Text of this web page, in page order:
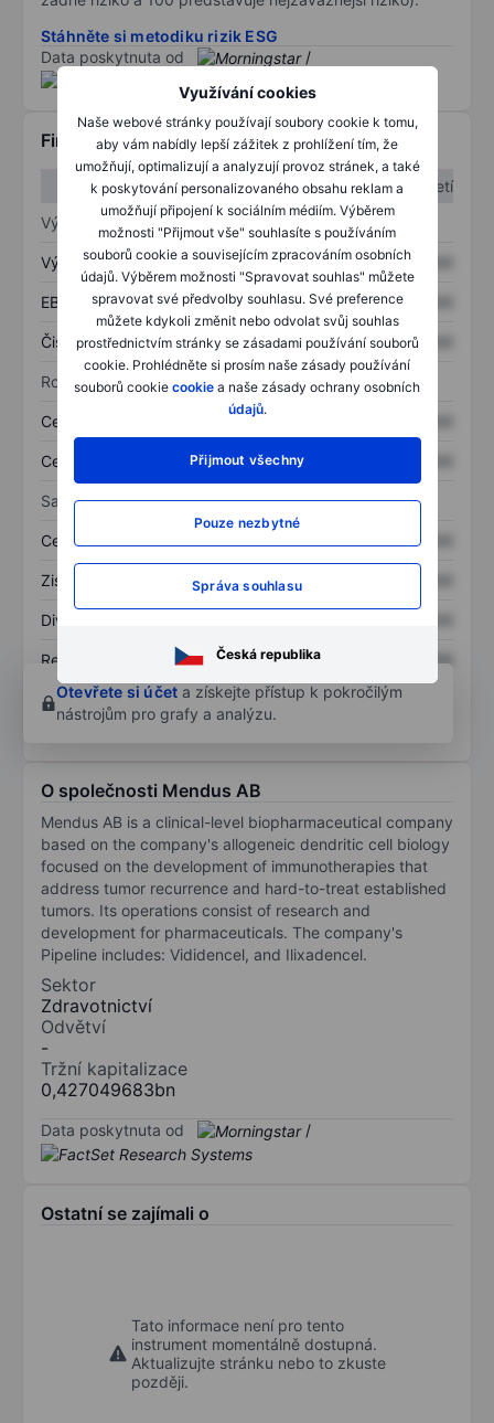
Využívání cookies
Naše webové stránky používají soubory cookie k tomu,
aby vám nabídly lepší zážitek z prohlížení tím, že
umožňují, optimalizují a analyzují provoz stránek, a také
k poskytování personalizovaného obsahu reklam a
umožňují připojení k sociálním médiím. Výběrem
možnosti "Přijmout vše" souhlasíte s používáním
souborů cookie a souvisejícím zpracováním osobních
údajů. Výběrem možnosti "Spravovat souhlas" můžete
spravovat své předvolby souhlasu. Své preference
můžete kdykoli změnit nebo odvolat svůj souhlas
prostřednictvím stránky se zásadami používání souborů
cookie. Prohlédněte si prosím naše zásady používání
souborů cookie cookie a naše zásady ochrany osobních
údajů.
Přijmout všechny
Pouze nezbytné
Správa souhlasu
Česká republika
Stáhněte si metodiku rizik ESG
Data poskytnuta od
/
Finanční informace
1. čtvrtletí
2. čtvrtletí
Výkaz zisku a ztráty
Výnos XXXXXXX XXXXXXX
EBITDA XXXXXXX XXXXXXX
Čistý příjem XXXXXXX XXXXXXX
Rozvaha
Celková aktiva
Celkový dluh XXXXXXX
Sazby
Cena/tržby XXXXXXX
Zisk na akcii XXXXXXX
Dividenda na akcii
Rentabilita kapitálu XXXXXXX
XXXXXXX
Otevřete si účet a získejte přístup k pokročilým
nástrojům pro grafy a analýzu.
O společnosti Mendus AB
Mendus AB is a clinical-level biopharmaceutical company
based on the company's allogeneic dendritic cell biology
focused on the development of immunotherapies that
address tumor recurrence and hard-to-treat established
tumors. Its operations consist of research and
development for pharmaceuticals. The company's
Pipeline includes: Vididencel, and Ilixadencel.
Sektor
Zdravotnictví
Odvětví
-
Tržní kapitalizace
0,427049683bn
Data poskytnuta od /
Ostatní se zajímali o
Tato informace není pro tento
instrument momentálně dostupná.
Aktualizujte stránku nebo to zkuste
později.